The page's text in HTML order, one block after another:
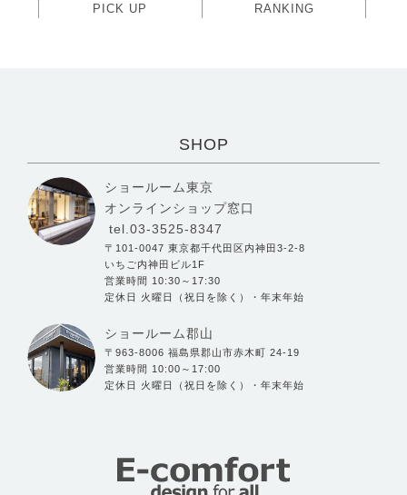
PICK UP RANKING
SHOP
ショールーム東京
オンラインショップ窓口
tel.03-3525-8347
〒101-0047 東京都千代田区内神田3-2-8
いちご内神田ビル1F
営業時間 10:30～17:30
定休日 火曜日（祝日を除く）・年末年始
ショールーム郡山
〒963-8006 福島県郡山市赤木町 24-19
営業時間 10:00～17:00
定休日 火曜日（祝日を除く）・年末年始